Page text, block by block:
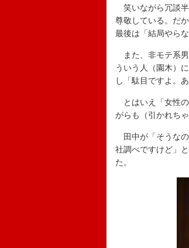
笑いながら冗談半
尊敬している。だ
最後は「結局やら
また、非モテ系男
ういう人（園木）
し「駄目ですよ。
とはいえ「女性の
がらも（引かれち
田中が「そうな
社調べですけど」
た。